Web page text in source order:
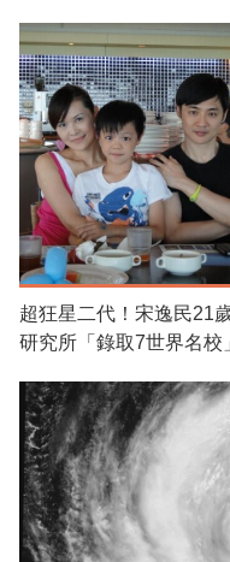
超狂星二代！宋逸民21
研究所「錄取7世界名校